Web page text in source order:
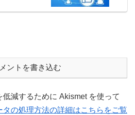
ントを書き込む
減するために Akismet を使って
タの処理方法の詳細はこちらをご覧